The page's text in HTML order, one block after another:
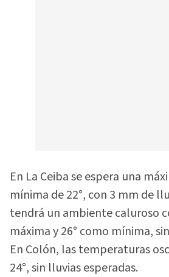
En La Ceiba se espera una
mínima de 22°, con 3 mm de
tendrá un ambiente caluroso
máxima y 26° como mínima,
En Colón, las temperaturas
24°, sin lluvias esperadas.